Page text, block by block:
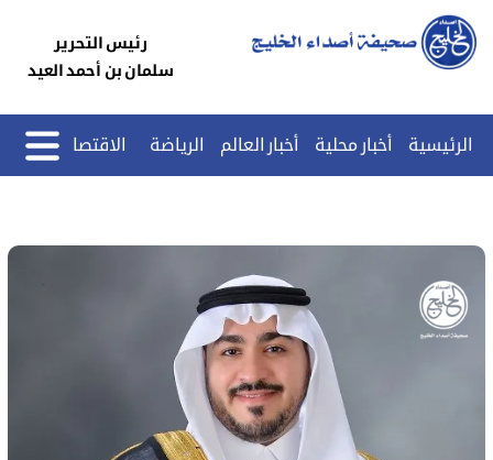
رئيس التحرير
سلمان بن أحمد العيد
الرئيسية أخبار محلية أخبار العالم الرياضة الاقتصاد